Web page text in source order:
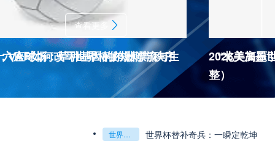
VAR如何改写世界杯的规则与秩序
座球场：草种基因的跨洲漂流与生 “北美高原
2026世界杯J组前瞻：阿根廷一骑绝尘 阿尔及利亚与奥地利激战争夺出线权
2026世界杯J组
权
2026美加墨
整）
查看更多
世界杯替补奇兵：一瞬定乾坤 世界杯替补奇兵：一瞬定乾坤